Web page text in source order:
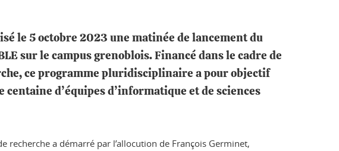
le 5 octobre 2023 une matinée de lancement du
sur le campus grenoblois. Financé dans le cadre de
ce programme pluridisciplinaire a pour objectif
d’équipes d’informatique et de sciences
recherche a démarré par l’allocution de François Germinet,